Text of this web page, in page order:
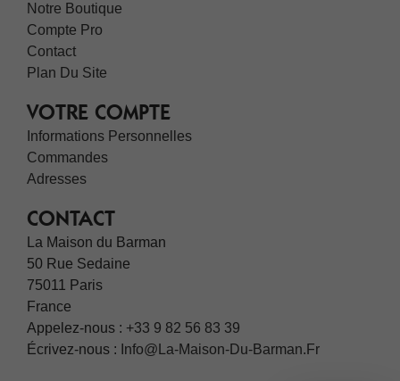
Notre Boutique
Compte Pro
Contact
Plan Du Site
VOTRE COMPTE
Informations Personnelles
Commandes
Adresses
CONTACT
La Maison du Barman
50 Rue Sedaine
75011 Paris
France
Appelez-nous : +33 9 82 56 83 39
Écrivez-nous : Info@la-Maison-Du-Barman.fr